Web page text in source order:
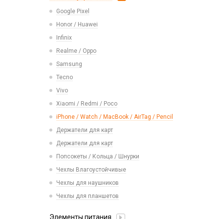
Расходные материалы
Ремешки Samsung 46mm/Huawei
46mm/Amazfit GTR (22mm)
Смарт часы
Умные детские часы
Шармы для ремешков Watch Series
Samsung
Tecno
Vivo
Xiaomi/ Redmi/ Poco
Монтажные комплекты и салфетки
На камеру/на динамик
Экшн камеры
USB 2.0
USB 3.0 / 3.1 /3.2
Карты памяти
Google Pixel
Honor / Huawei
Infinix
Realme / Oppo
Samsung
Tecno
Vivo
Xiaomi / Redmi / Poco
iPhone / Watch / MacBook / AirTag / Pencil
Держатели для карт
Держатели для карт
Попсокеты / Кольца / Шнурки
Чехлы Влагоустойчивые
Чехлы для наушников
Чехлы для планшетов
Элементы питания